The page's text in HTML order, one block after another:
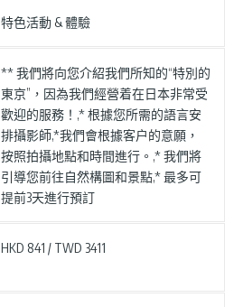
特色活動 & 體驗
** 我們將向您介紹我們所知的“特別的
東京”，因為我們經營着在日本非常受
歡迎的服務！,* 根據您所需的語言安
排攝影師,*我們會根據客户的意願，
按照拍攝地點和時間進行。,* 我們將
引導您前往自然構圖和景點,* 最多可
提前3天進行預訂
HKD 841 / TWD 3411